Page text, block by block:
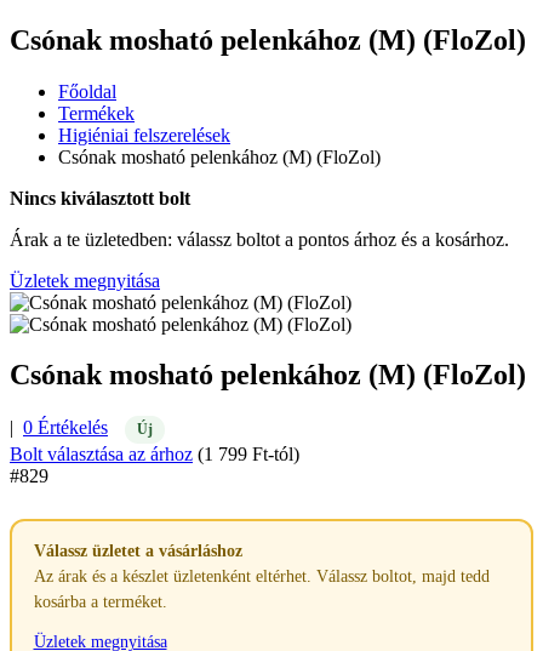
Csónak mosható pelenkához (M) (FloZol)
Főoldal
Termékek
Higiéniai felszerelések
Csónak mosható pelenkához (M) (FloZol)
Nincs kiválasztott bolt
Árak a te üzletedben: válassz boltot a pontos árhoz és a kosárhoz.
Üzletek megnyitása
Csónak mosható pelenkához (M) (FloZol)
| 0 Értékelés Új
Bolt választása az árhoz (1 799 Ft-tól)
#829
Válassz üzletet a vásárláshoz
Az árak és a készlet üzletenként eltérhet. Válassz boltot, majd tedd
kosárba a terméket.
Üzletek megnyitása